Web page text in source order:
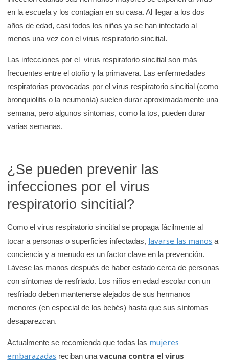
en la escuela y los contagian en su casa. Al llegar a los dos
años de edad, casi todos los niños ya se han infectado al
menos una vez con el virus respiratorio sincitial.
Las infecciones por el virus respiratorio sincitial son más
frecuentes entre el otoño y la primavera. Las enfermedades
respiratorias provocadas por el virus respiratorio sincitial (como
bronquiolitis o la neumonía) suelen durar aproximadamente una
semana, pero algunos síntomas, como la tos, pueden durar
varias semanas.
¿Se pueden prevenir las
infecciones por el virus
respiratorio sincitial?
Como el virus respiratorio sincitial se propaga fácilmente al
tocar a personas o superficies infectadas, lavarse las manos a
conciencia y a menudo es un factor clave en la prevención.
Lávese las manos después de haber estado cerca de personas
con síntomas de resfriado. Los niños en edad escolar con un
resfriado deben mantenerse alejados de sus hermanos
menores (en especial de los bebés) hasta que sus síntomas
desaparezcan.
Actualmente se recomienda que todas las mujeres
embarazadas reciban unavacuna contra el virus